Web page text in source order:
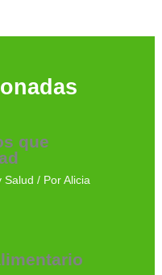
que
Salud / Por Alicia